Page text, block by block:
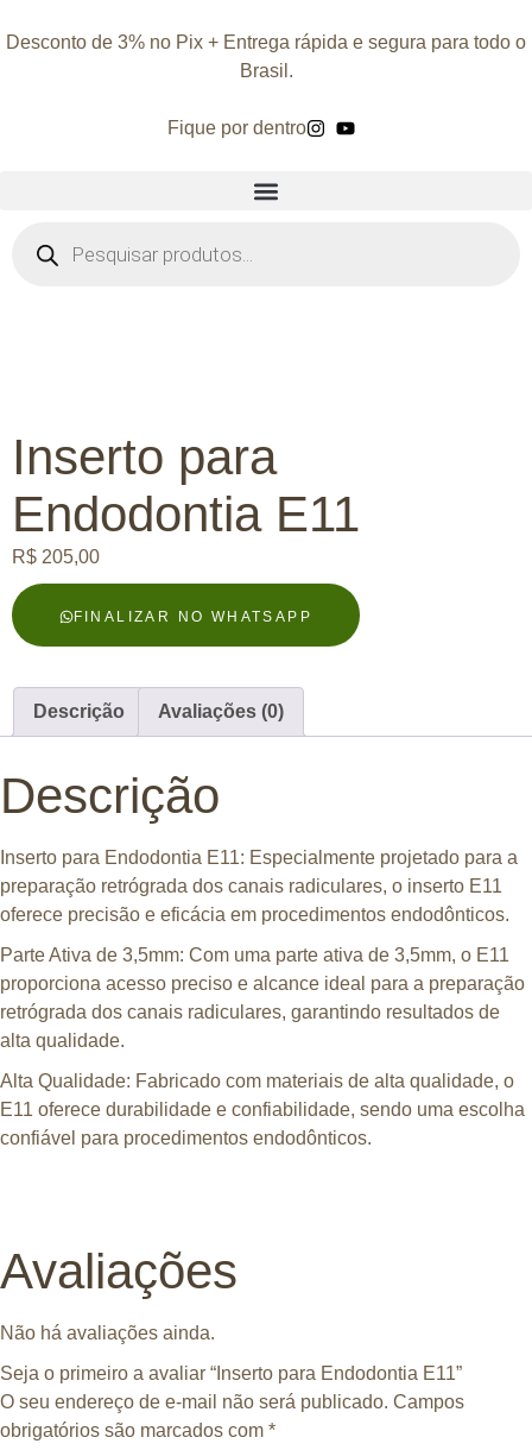
Desconto de 3% no Pix + Entrega rápida e segura para todo o
Brasil.
Fique por dentro
Inserto para
Endodontia E11
R$ 205,00
FINALIZAR NO WHATSAPP
Descrição Avaliações (0)
Descrição
Inserto para Endodontia E11: Especialmente projetado para a
preparação retrógrada dos canais radiculares, o inserto E11
oferece precisão e eficácia em procedimentos endodônticos.
Parte Ativa de 3,5mm: Com uma parte ativa de 3,5mm, o E11
proporciona acesso preciso e alcance ideal para a preparação
retrógrada dos canais radiculares, garantindo resultados de
alta qualidade.
Alta Qualidade: Fabricado com materiais de alta qualidade, o
E11 oferece durabilidade e confiabilidade, sendo uma escolha
confiável para procedimentos endodônticos.
Avaliações
Não há avaliações ainda.
Seja o primeiro a avaliar “Inserto para Endodontia E11”
O seu endereço de e-mail não será publicado. Campos
obrigatórios são marcados com *